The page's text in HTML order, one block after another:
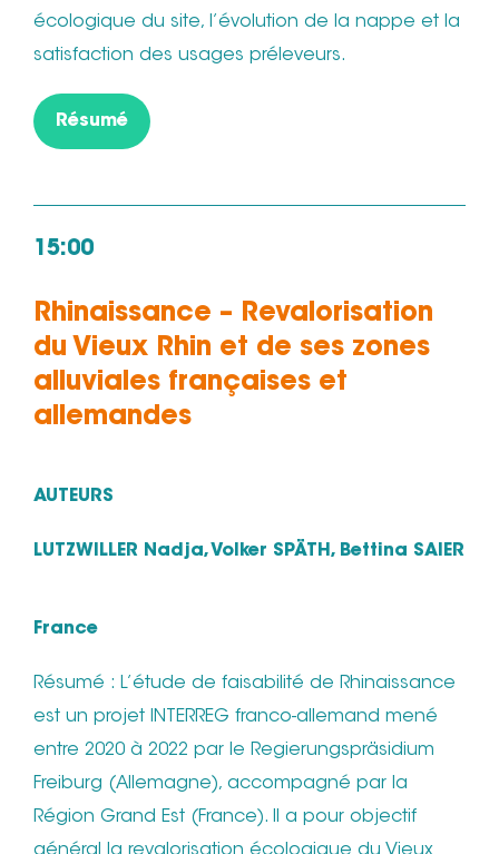
écologique du site, l’évolution de la nappe et la
satisfaction des usages préleveurs.
Résumé
15:00
Rhinaissance – Revalorisation
du Vieux Rhin et de ses zones
alluviales françaises et
allemandes
AUTEURS
LUTZWILLER Nadja, Volker SPÄTH, Bettina SAIER
France
Résumé : L’étude de faisabilité de Rhinaissance
est un projet INTERREG franco-allemand mené
entre 2020 à 2022 par le Regierungspräsidium
Freiburg (Allemagne), accompagné par la
Région Grand Est (France). Il a pour objectif